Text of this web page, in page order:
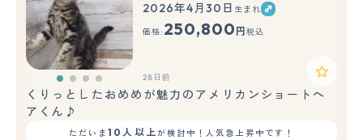
2026年4月30日 生まれ
価格: 250,800 円 税込
28日前
くりっとしたおめめが魅力のアメリカンショートヘ
アくん♪
ただいま10人以上が検討中！人気急上昇中です！